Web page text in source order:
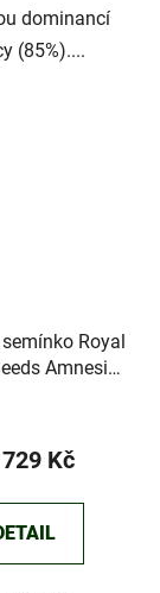
dominancí
(85%)....
Royal
Amnesia
hodnocení
je
5,0
Kč